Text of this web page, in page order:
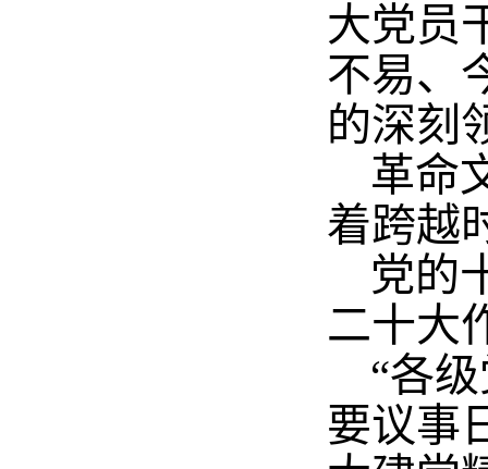
大党员
不易、
的深刻
革命
着跨越
党的
二十大
“各
要议事